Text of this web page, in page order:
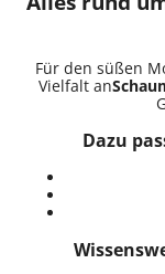
Für den süßen
Vielfalt an
Dazu